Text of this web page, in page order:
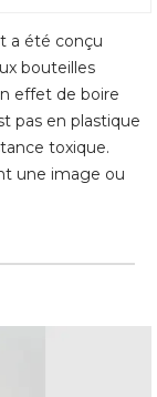
a été conçu
bouteilles
effet de boire
pas en plastique
toxique.
une image ou